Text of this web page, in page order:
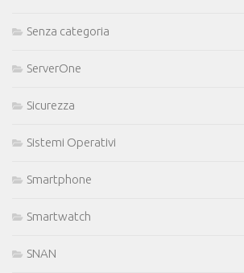
Senza categoria
ServerOne
Sicurezza
Sistemi Operativi
Smartphone
Smartwatch
SNAN